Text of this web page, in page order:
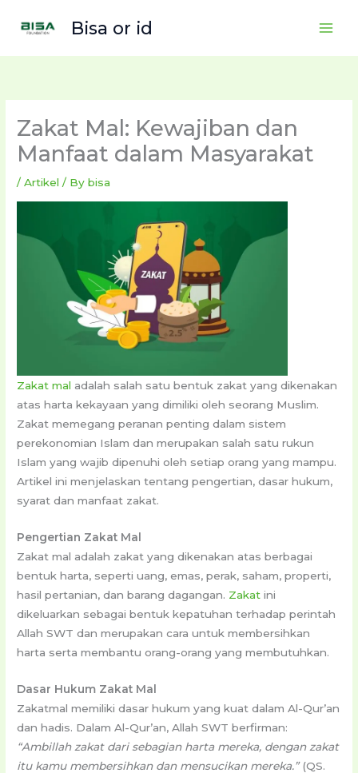
Bisa or id
Zakat Mal: Kewajiban dan
Manfaat dalam Masyarakat
/Artikel / Bybisa
Zakat mal adalah salah satu bentuk zakat yang dikenakan
atas harta kekayaan yang dimiliki oleh seorang Muslim.
Zakat memegang peranan penting dalam sistem
perekonomian Islam dan merupakan salah satu rukun
Islam yang wajib dipenuhi oleh setiap orang yang mampu.
Artikel ini menjelaskan tentang pengertian, dasar hukum,
syarat dan manfaat zakat.
Pengertian Zakat Mal
Zakat mal adalah zakat yang dikenakan atas berbagai
bentuk harta, seperti uang, emas, perak, saham, properti,
hasil pertanian, dan barang dagangan. Zakat ini
dikeluarkan sebagai bentuk kepatuhan terhadap perintah
Allah SWT dan merupakan cara untuk membersihkan
harta serta membantu orang-orang yang membutuhkan.
Dasar Hukum Zakat Mal
Zakatmal memiliki dasar hukum yang kuat dalam Al-Qur’an
dan hadis. Dalam Al-Qur’an, Allah SWT berfirman:
“Ambillah zakat dari sebagian harta mereka, dengan zakat
itu kamu membersihkan dan mensucikan mereka.”(QS.